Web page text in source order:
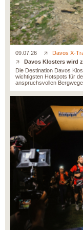
09.07.26 Davos X-
Davos Klosters wird
Die Destination Davos
wichtigsten Hotspots für
anspruchsvollen